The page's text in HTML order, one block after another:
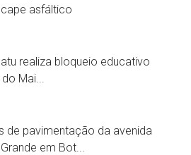
asfáltico
realiza bloqueio educativo
Mai...
de pavimentação da avenida
em Bot...